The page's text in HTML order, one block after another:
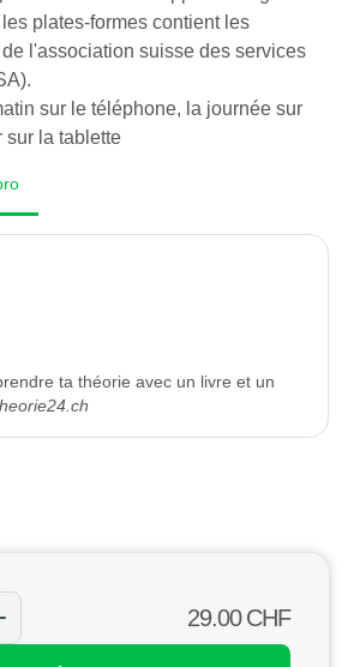
plates-formes contient les
l'association suisse des services
sur le téléphone, la journée sur
sur la tablette
ta théorie avec un livre et un
29.00CHF